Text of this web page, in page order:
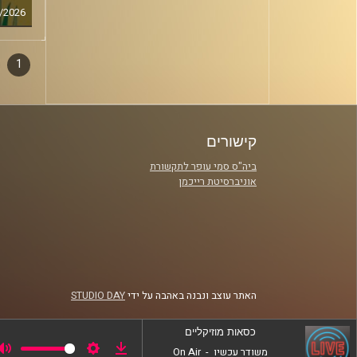
סגירה
1
קישורים
ביה"ס סמי עופר לתקשורת
אוניברסיטת רייכמן
האתר עוצב ונבנה באהבה על ידיSTUDIO DAY
כסאות מוזיקליים
משודר עכשיו -
On Air